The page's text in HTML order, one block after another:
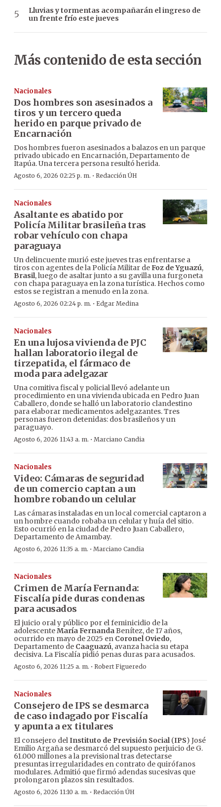
Lluvias y tormentas acompañarán el ingreso de
un frente frío este jueves
Más contenido de esta sección
Nacionales
Dos hombres son asesinados a
tiros y un tercero queda
herido en parque privado de
Encarnación
Dos hombres fueron asesinados a balazos en un parque
privado ubicado en Encarnación, Departamento de
Itapúa. Una tercera persona resultó herida.
Agosto 6, 2026 02:25 p. m. · Redacción ÚH
Nacionales
Asaltante es abatido por
Policía Militar brasileña tras
robar vehículo con chapa
paraguaya
Un delincuente murió este jueves tras enfrentarse a
tiros con agentes de la Policía Militar deFoz de Yguazú,
Brasil, luego de asaltar junto a su gavilla una furgoneta
con chapa paraguaya en la zona turística. Hechos como
estos se registran a menudo en la zona.
Agosto 6, 2026 02:24 p. m. · Edgar Medina
Nacionales
En una lujosa vivienda de PJC
hallan laboratorio ilegal de
tirzepatida, el fármaco de
moda para adelgazar
Una comitiva fiscal y policial llevó adelante un
procedimiento en una vivienda ubicada en Pedro Juan
Caballero, donde se halló un laboratorio clandestino
para elaborar medicamentos adelgazantes. Tres
personas fueron detenidas: dos brasileños y un
paraguayo.
Agosto 6, 2026 11:43 a. m. · Marciano Candia
Nacionales
Video: Cámaras de seguridad
de un comercio captan a un
hombre robando un celular
Las cámaras instaladas en un local comercial captaron a
un hombre cuando robaba un celular y huía del sitio.
Esto ocurrió en la ciudad de Pedro Juan Caballero,
Departamento de Amambay.
Agosto 6, 2026 11:35 a. m. · Marciano Candia
Nacionales
Crimen de María Fernanda:
Fiscalía pide duras condenas
para acusados
El juicio oral y público por el feminicidio de la
adolescenteMaría FernandaBenítez, de 17 años,
ocurrido en mayo de 2025 en Coronel Oviedo,
Departamento de Caaguazú, avanza hacia su etapa
decisiva. La Fiscalía pidió penas duras para acusados.
Agosto 6, 2026 11:25 a. m. · Robert Figueredo
Nacionales
Consejero de IPS se desmarca
de caso indagado por Fiscalía
y apunta a ex titulares
El consejero delInstituto de Previsión Social(IPS) José
Emilio Argaña se desmarcó del supuesto perjuicio de G.
61.000 millones a la previsional tras detectarse
presuntas irregularidades en contrato de quirófanos
modulares. Admitió que firmó adendas sucesivas que
prolongaron plazos sin resultados.
Agosto 6, 2026 11:10 a. m. · Redacción ÚH